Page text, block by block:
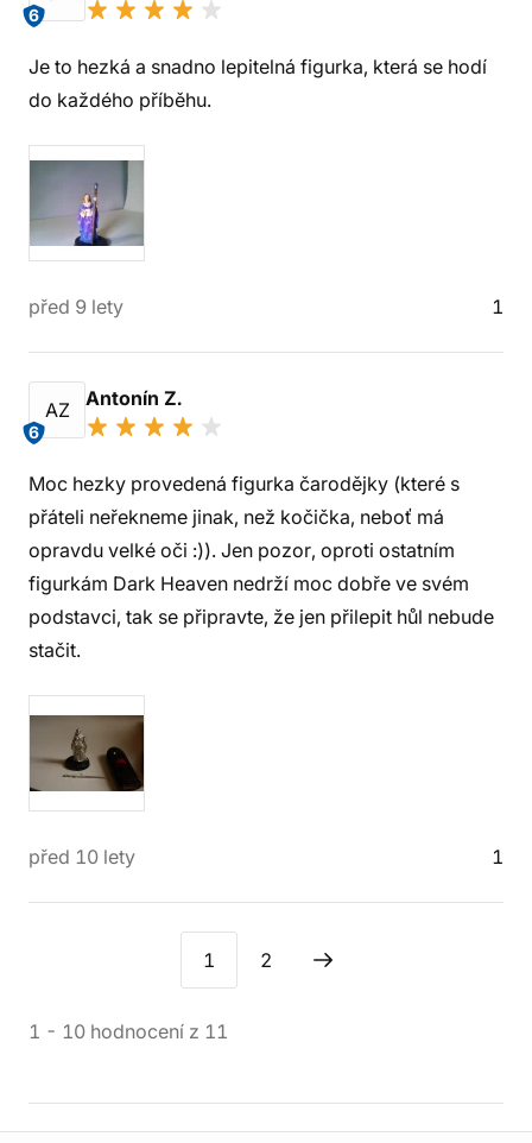
6
Je to hezká a snadno lepitelná figurka, která se hodí
do každého příběhu.
před 9 lety 1
AZ
6
Antonín Z.
Moc hezky provedená figurka čarodějky (které s
přáteli neřekneme jinak, než kočička, neboť má
opravdu velké oči :)). Jen pozor, oproti ostatním
figurkám Dark Heaven nedrží moc dobře ve svém
podstavci, tak se připravte, že jen přilepit hůl nebude
stačit.
před 10 lety 1
1 2
1 - 10 hodnocení z 11